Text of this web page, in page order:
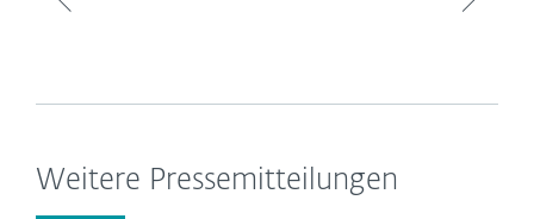
Weitere Pressemitteilungen